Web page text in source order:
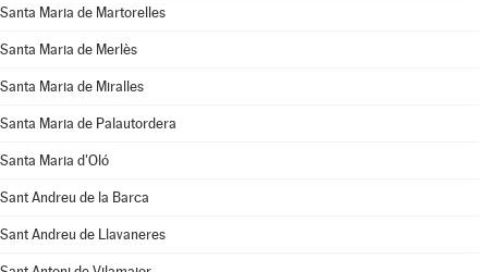
Santa Maria de Martorelles
Santa Maria de Merlès
Santa Maria de Miralles
Santa Maria de Palautordera
Santa Maria d'Oló
Sant Andreu de la Barca
Sant Andreu de Llavaneres